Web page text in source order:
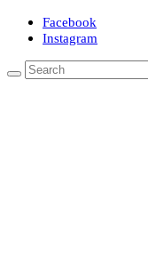
Facebook
Instagram